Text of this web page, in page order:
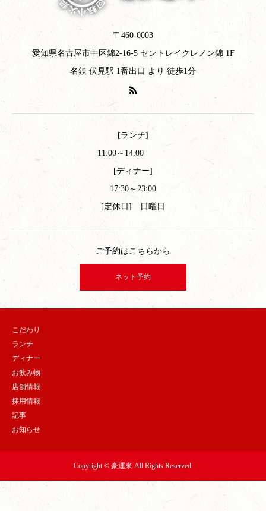
〒460-0003
愛知県名古屋市中区錦2-16-5 セントレイクレノン錦 1F
名鉄 伏見駅 1番出口 より 徒歩1分
[ランチ]
11:00～14:00
[ディナー]
17:30～23:00
[定休日] 日曜日
ご予約はこちらから
ネット予約
こだわり
ランチ
ディナー
お飲み物
店舗情報
採用情報
記事
お知らせ
Copyright © 豪運來 All Rights Reserved.